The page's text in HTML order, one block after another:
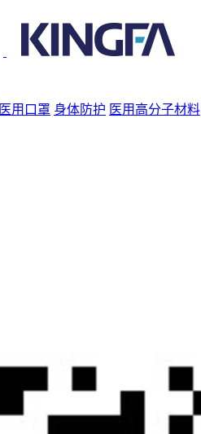
医用口罩 身体防护 医用高分子材料